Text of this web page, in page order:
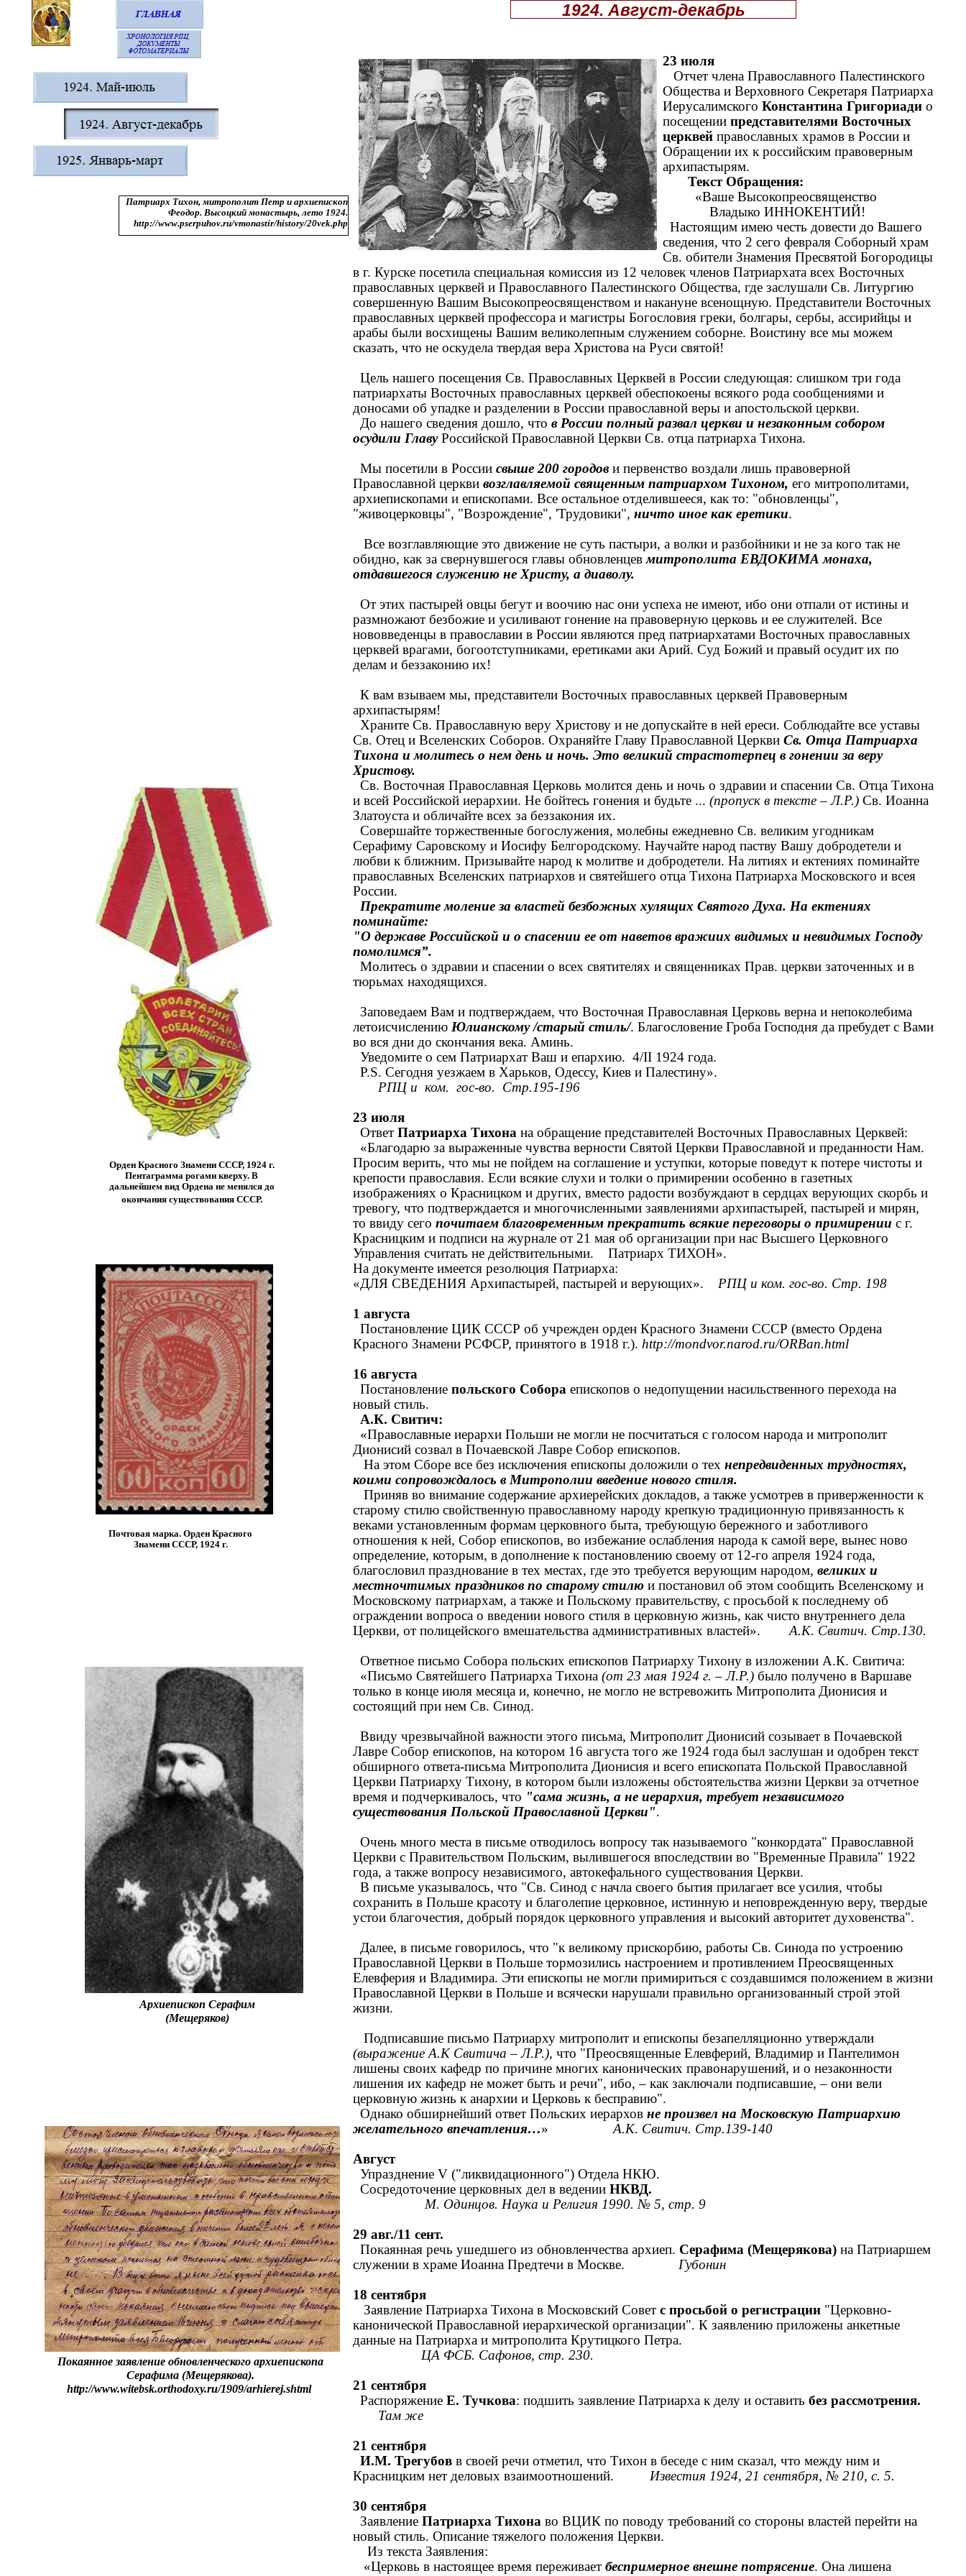
Патриарх Тихон, митрополит Петр и архиепископ
Феодор. Высоцкий монастырь, лето 1924.
http://www.pserpuhov.ru/vmonastir/history/20vek.php
Орден Красного Знамени СССР, 1924 г.
Пентаграмма рогами кверху. В
дальнейшем вид Ордена не менялся до
окончания существования СССР.
Почтовая марка. Орден Красного
Знамени СССР, 1924 г.
Архиепископ Серафим
(Мещеряков)
Покаянное заявление обновленческого архиепископа
Серафима (Мещерякова).
http://www.witebsk.orthodoxy.ru/1909/arhierej.shtml
1924. Август-декабрь
23 июля
Отчет члена Православного Палестинского
Общества и Верховного Секретаря Патриарха
Иерусалимского Константина Григориади о
посещении представителями Восточных
церквей православных храмов в России и
Обращении их к российским правоверным
архипастырям.
Текст Обращения:
«Ваше Высокопреосвященство
Владыко ИННОКЕНТИЙ!
Настоящим имею честь довести до Вашего
сведения, что 2 сего февраля Соборный храм
Св. обители Знамения Пресвятой Богородицы
в г. Курске посетила специальная комиссия из 12 человек членов Патриархата всех Восточных
православных церквей и Православного Палестинского Общества, где заслушали Св. Литургию
совершенную Вашим Высокопреосвященством и накануне всенощную. Представители Восточных
православных церквей профессора и магистры Богословия греки, болгары, сербы, ассирийцы и
арабы были восхищены Вашим великолепным служением соборне. Воистину все мы можем
сказать, что не оскудела твердая вера Христова на Руси святой!
Цель нашего посещения Св. Православных Церквей в России следующая: слишком три года
патриархаты Восточных православных церквей обеспокоены всякого рода сообщениями и
доносами об упадке и разделении в России православной веры и апостольской церкви.
До нашего сведения дошло, что в России полный развал церкви и незаконным собором
осудили ГлавуРоссийской Православной Церкви Св. отца патриарха Тихона.
Мы посетили в России свыше 200 городов и первенство воздали лишь правоверной
Православной церкви возглавляемой священным патриархом Тихоном, его митрополитами,
архиепископами и епископами. Все остальное отделившееся, как то: "обновленцы",
"живоцерковцы", "Возрождение", 'Трудовики", ничто иное как еретики.
Все возглавляющие это движение не суть пастыри, а волки и разбойники и не за кого так не
обидно, как за свернувшегося главы обновленцевмитрополита ЕВДОКИМА монаха,
отдавшегося служению не Христу, а диаволу.
От этих пастырей овцы бегут и воочию нас они успеха не имеют, ибо они отпали от истины и
размножают безбожие и усиливают гонение на правоверную церковь и ее служителей. Все
нововведенцы в православии в России являются пред патриархатами Восточных православных
церквей врагами, богоотступниками, еретиками аки Арий. Суд Божий и правый осудит их по
делам и беззаконию их!
К вам взываем мы, представители Восточных православных церквей Правоверным
архипастырям!
Храните Св. Православную веру Христову и не допускайте в ней ереси. Соблюдайте все уставы
Св. Отец и Вселенских Соборов. Охраняйте Главу Православной Церкви Св. Отца Патриарха
Тихона и молитесь о нем день и ночь. Это великий страстотерпец в гонении за веру
Христову.
Св. Восточная Православная Церковь молится день и ночь о здравии и спасении Св. Отца Тихона
и всей Российской иерархии. Не бойтесь гонения и будьте ... (пропуск в тексте–Л.Р.) Св. Иоанна
Златоуста и обличайте всех за беззакония их.
Совершайте торжественные богослужения, молебны ежедневно Св. великим угодникам
Серафиму Саровскому и Иосифу Белгородскому. Научайте народ паству Вашу добродетели и
любви к ближним. Призывайте народ к молитве и добродетели. На литиях и ектениях поминайте
православных Вселенских патриархов и святейшего отца Тихона Патриарха Московского и всея
России.
Прекратите моление за властей безбожных хулящих Святого Духа. На ектениях
поминайте:
"О державе Российской и о спасении ее от наветов вражиих видимых и невидимых Господу
помолимся”.
Молитесь о здравии и спасении о всех святителях и священниках Прав. церкви заточенных и в
тюрьмах находящихся.
Заповедаем Вам и подтверждаем, что Восточная Православная Церковь верна и непоколебима
летоисчислению Юлианскому /старый стиль/. Благословение Гроба Господня да пребудет с Вами
во вся дни до скончания века. Аминь.
Уведомите о сем Патриархат Ваш и епархию. 4/II 1924 года.
Р.S. Сегодня уезжаем в Харьков, Одессу, Киев и Палестину».
РПЦ и ком. гос-во. Стр.195-196
23 июля
Ответ Патриарха Тихона на обращение представителей Восточных Православных Церквей:
«Благодарю за выраженные чувства верности Святой Церкви Православной и преданности Нам.
Просим верить, что мы не пойдем на соглашение и уступки, которые поведут к потере чистоты и
крепости православия. Если всякие слухи и толки о примирении особенно в газетных
изображениях о Красницком и других, вместо радости возбуждают в сердцах верующих скорбь и
тревогу, что подтверждается и многочисленными заявлениями архипастырей, пастырей и мирян,
то ввиду сего почитаем благовременным прекратить всякие переговоры о примирении с г.
Красницким и подписи на журнале от 21 мая об организации при нас Высшего Церковного
Управления считать не действительными. Патриарх ТИХОН».
На документе имеется резолюция Патриарха:
«ДЛЯ СВЕДЕНИЯ Архипастырей, пастырей и верующих». РПЦ и ком. гос-во. Стр. 198
1 августа
Постановление ЦИК СССР об учрежден орден Красного Знамени СССР (вместо Ордена
Красного Знамени РСФСР, принятого в 1918 г.). http://mondvor.narod.ru/ORBan.html
16 августа
Постановление польского Собора епископов о недопущении насильственного перехода на
новый стиль.
А.К. Свитич:
«Православные иерархи Польши не могли не посчитаться с голосом народа и митрополит
Дионисий созвал в Почаевской Лавре Собор епископов.
На этом Сборе все без исключения епископы доложили о тех непредвиденных трудностях,
коими сопровождалось в Митрополии введение нового стиля.
Приняв во внимание содержание архиерейских докладов, а также усмотрев в приверженности к
старому стилю свойственную православному народу крепкую традиционную привязанность к
веками установленным формам церковного быта, требующую бережного и заботливого
отношения к ней, Собор епископов, во избежание ослабления народа к самой вере, вынес ново
определение, которым, в дополнение к постановлению своему от 12-го апреля 1924 года,
благословил празднование в тех местах, где это требуется верующим народом, великих и
местночтимых праздников по старому стилю и постановил об этом сообщить Вселенскому и
Московскому патриархам, а также и Польскому правительству, с просьбой к последнему об
ограждении вопроса о введении нового стиля в церковную жизнь, как чисто внутреннего дела
Церкви, от полицейского вмешательства административных властей». А.К. Свитич. Стр.130.
Ответное письмо Собора польских епископов Патриарху Тихону в изложении А.К. Свитича:
«Письмо Святейшего Патриарха Тихона (от 23 мая 1924 г.–Л.Р.) было получено в Варшаве
только в конце июля месяца и, конечно, не могло не встревожить Митрополита Дионисия и
состоящий при нем Св. Синод.
Ввиду чрезвычайной важности этого письма, Митрополит Дионисий созывает в Почаевской
Лавре Собор епископов, на котором 16 августа того же 1924 года был заслушан и одобрен текст
обширного ответа-письма Митрополита Дионисия и всего епископата Польской Православной
Церкви Патриарху Тихону, в котором были изложены обстоятельства жизни Церкви за отчетное
время и подчеркивалось, что "сама жизнь, а не иерархия, требует независимого
существования Польской Православной Церкви".
Очень много места в письме отводилось вопросу так называемого "конкордата" Православной
Церкви с Правительством Польским, вылившегося впоследствии во "Временные Правила" 1922
года, а также вопросу независимого, автокефального существования Церкви.
В письме указывалось, что "Св. Синод с начла своего бытия прилагает все усилия, чтобы
сохранить в Польше красоту и благолепие церковное, истинную и неповрежденную веру, твердые
устои благочестия, добрый порядок церковного управления и высокий авторитет духовенства".
Далее, в письме говорилось, что "к великому прискорбию, работы Св. Синода по устроению
Православной Церкви в Польше тормозились настроением и противлением Преосвященных
Елевферия и Владимира. Эти епископы не могли примириться с создавшимся положением в жизни
Православной Церкви в Польше и всячески нарушали правильно организованный строй этой
жизни.
Подписавшие письмо Патриарху митрополит и епископы безапелляционно утверждали
(выражение А.К Свитича–Л.Р.), что "Преосвященные Елевферий, Владимир и Пантелимон
лишены своих кафедр по причине многих канонических правонарушений, и о незаконности
лишения их кафедр не может быть и речи", ибо, – как заключали подписавшие, – они вели
церковную жизнь к анархии и Церковь к бесправию".
Однако обширнейший ответ Польских иерархов не произвел на Московскую Патриархию
желательного впечатления…» А.К. Свитич. Стр.139-140
Август
Упразднение V ("ликвидационного") Отдела НКЮ.
Сосредоточение церковных дел в ведении НКВД.
М. Одинцов. Наука и Религия 1990. № 5, стр. 9
29 авг./11 сент.
Покаянная речь ушедшего из обновленчества архиеп. Серафима (Мещерякова) на Патриаршем
служении в храме Иоанна Предтечи в Москве. Губонин
18 сентября
Заявление Патриарха Тихона в Московский Совет с просьбой о регистрации "Церковно-
канонической Православной иерархической организации". К заявлению приложены анкетные
данные на Патриарха и митрополита Крутицкого Петра.
ЦА ФСБ. Сафонов, стр. 230.
21 сентября
Распоряжение Е. Тучкова: подшить заявление Патриарха к делу и оставить без рассмотрения.
Там же
21 сентября
И.М. Трегубов в своей речи отметил, что Тихон в беседе с ним сказал, что между ним и
Красницким нет деловых взаимоотношений.
Известия 1924, 21 сентября, № 210, с. 5.
30 сентября
Заявление Патриарха Тихона во ВЦИК по поводу требований со стороны властей перейти на
новый стиль. Описание тяжелого положения Церкви.
Из текста Заявления:
«Церковь в настоящее время переживает беспримерное внешне потрясение. Она лишена